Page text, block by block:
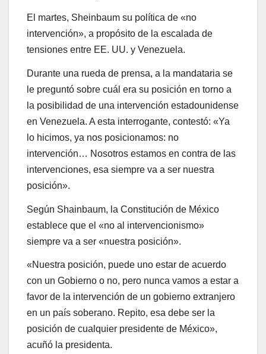
El martes, Sheinbaum su política de «no
intervención», a propósito de la escalada de
tensiones entre EE. UU. y Venezuela.
Durante una rueda de prensa, a la mandataria se
le preguntó sobre cuál era su posición en torno a
la posibilidad de una intervención estadounidense
en Venezuela. A esta interrogante, contestó: «Ya
lo hicimos, ya nos posicionamos: no
intervención… Nosotros estamos en contra de las
intervenciones, esa siempre va a ser nuestra
posición».
Según Shainbaum, la Constitución de México
establece que el «no al intervencionismo»
siempre va a ser «nuestra posición».
«Nuestra posición, puede uno estar de acuerdo
con un Gobierno o no, pero nunca vamos a estar a
favor de la intervención de un gobierno extranjero
en un país soberano. Repito, esa debe ser la
posición de cualquier presidente de México»,
acuñó la presidenta.